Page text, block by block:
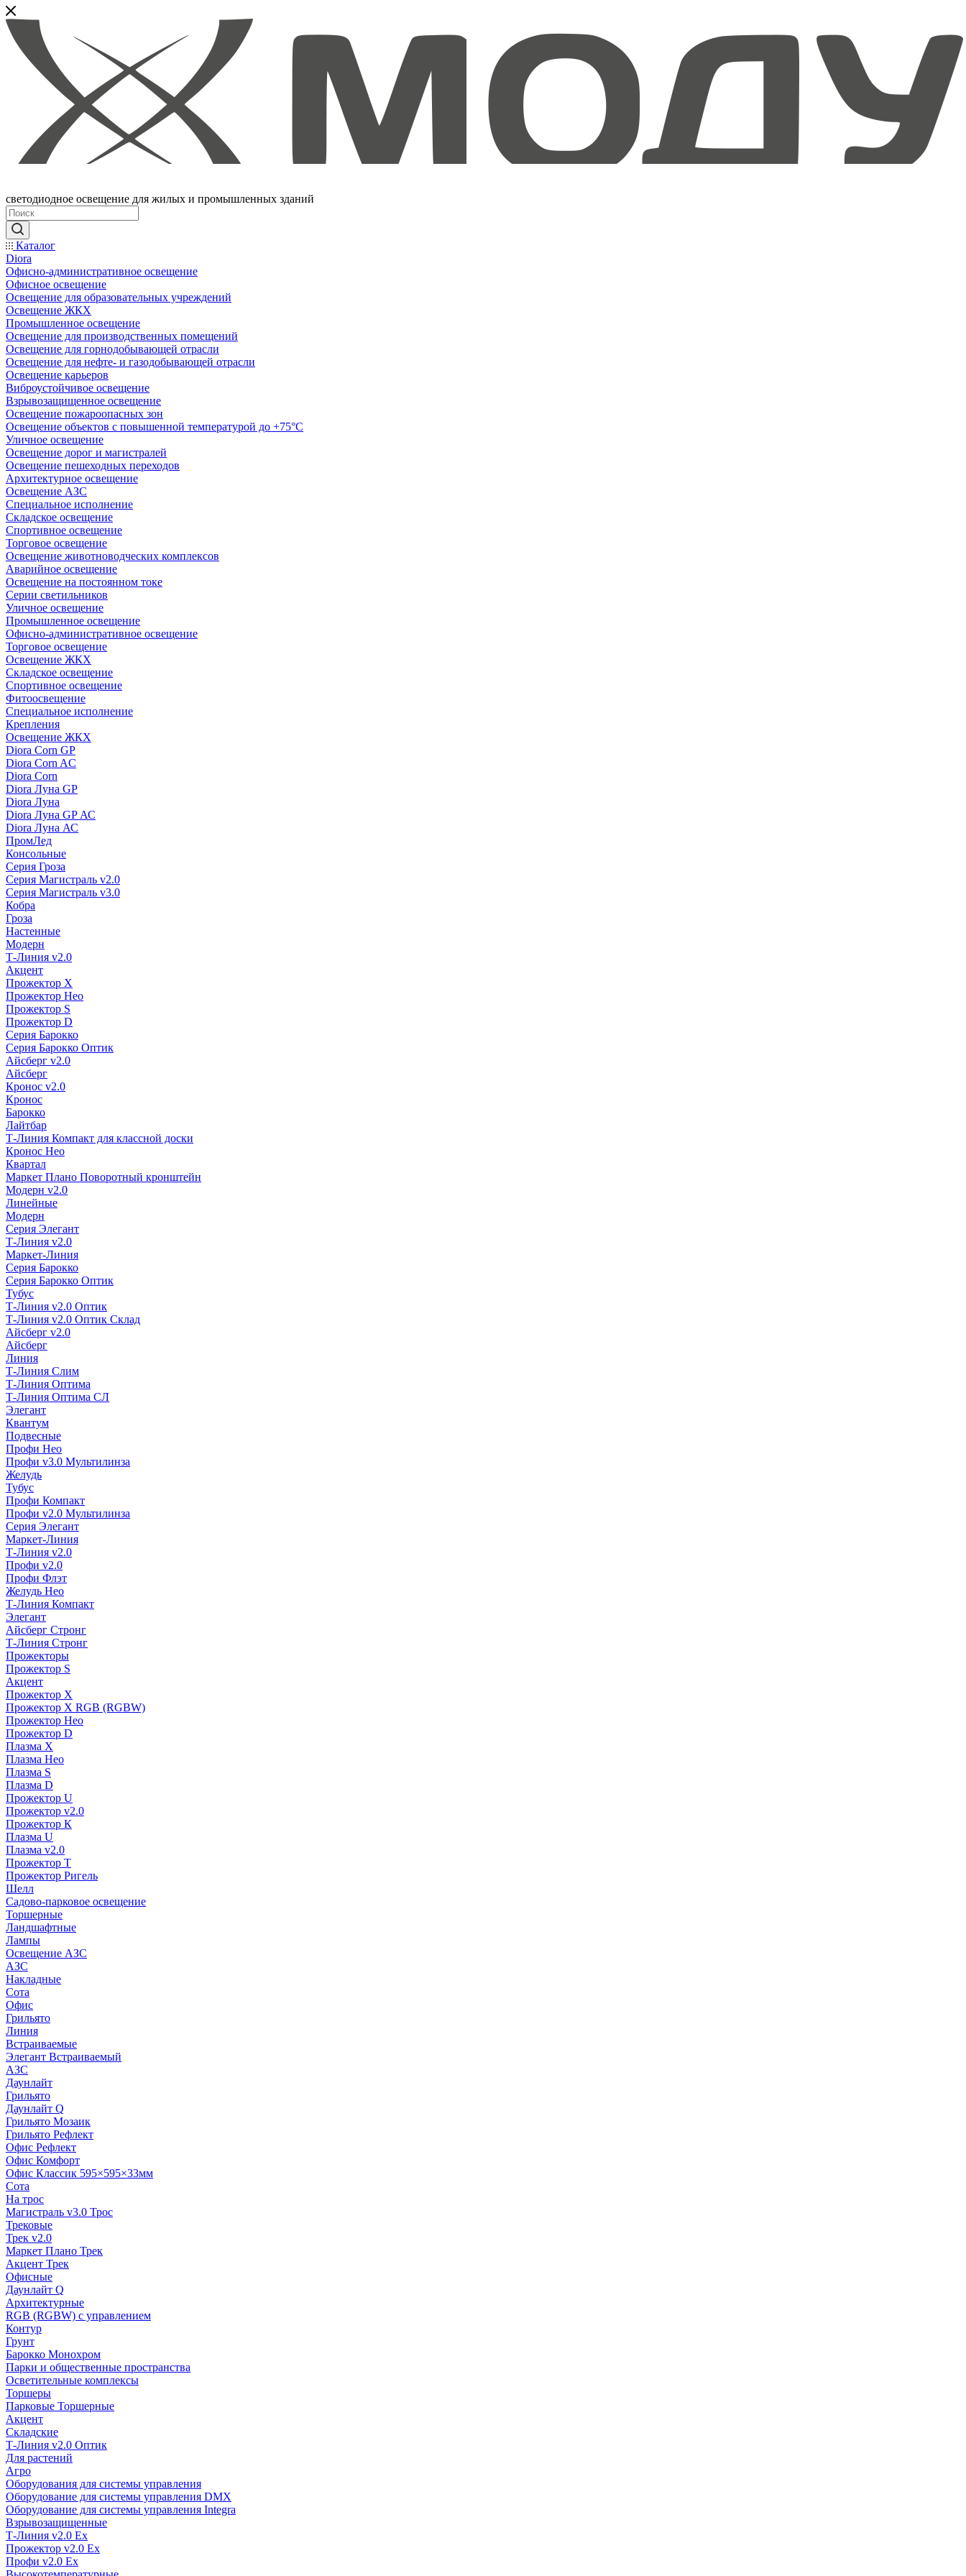
светодиодное освещение для жилых и промышленных зданий
Каталог
Diora
Офисно-административное освещение
Офисное освещение
Освещение для образовательных учреждений
Освещение ЖКХ
Промышленное освещение
Освещение для производственных помещений
Освещение для горнодобывающей отрасли
Освещение для нефте- и газодобывающей отрасли
Освещение карьеров
Виброустойчивое освещение
Взрывозащищенное освещение
Освещение пожароопасных зон
Освещение объектов с повышенной температурой до +75°C
Уличное освещение
Освещение дорог и магистралей
Освещение пешеходных переходов
Архитектурное освещение
Освещение АЗС
Специальное исполнение
Складское освещение
Спортивное освещение
Торговое освещение
Освещение животноводческих комплексов
Аварийное освещение
Освещение на постоянном токе
Серии светильников
Уличное освещение
Промышленное освещение
Офисно-административное освещение
Торговое освещение
Освещение ЖКХ
Складское освещение
Спортивное освещение
Фитоосвещение
Специальное исполнение
Крепления
Освещение ЖКХ
Diora Corn GP
Diora Corn AC
Diora Corn
Diora Луна GP
Diora Луна
Diora Луна GP АС
Diora Луна АС
ПромЛед
Консольные
Серия Гроза
Серия Магистраль v2.0
Серия Магистраль v3.0
Кобра
Гроза
Настенные
Модерн
Т-Линия v2.0
Акцент
Прожектор X
Прожектор Нео
Прожектор S
Прожектор D
Серия Барокко
Серия Барокко Оптик
Айсберг v2.0
Айсберг
Кронос v2.0
Кронос
Барокко
Лайтбар
Т-Линия Компакт для классной доски
Кронос Нео
Квартал
Маркет Плано Поворотный кронштейн
Модерн v2.0
Линейные
Модерн
Серия Элегант
Т-Линия v2.0
Маркет-Линия
Серия Барокко
Серия Барокко Оптик
Тубус
Т-Линия v2.0 Оптик
Т-Линия v2.0 Оптик Склад
Айсберг v2.0
Айсберг
Линия
Т-Линия Слим
Т-Линия Оптима
Т-Линия Оптима СЛ
Элегант
Квантум
Подвесные
Профи Нео
Профи v3.0 Мультилинза
Желудь
Тубус
Профи Компакт
Профи v2.0 Мультилинза
Серия Элегант
Маркет-Линия
Т-Линия v2.0
Профи v2.0
Профи Флэт
Желудь Нео
Т-Линия Компакт
Элегант
Айсберг Стронг
Т-Линия Стронг
Прожекторы
Прожектор S
Акцент
Прожектор X
Прожектор Х RGB (RGBW)
Прожектор Нео
Прожектор D
Плазма X
Плазма Нео
Плазма S
Плазма D
Прожектор U
Прожектор v2.0
Прожектор К
Плазма U
Плазма v2.0
Прожектор Т
Прожектор Ригель
Шелл
Садово-парковое освещение
Торшерные
Ландшафтные
Лампы
Освещение АЗС
АЗС
Накладные
Сота
Офис
Грильято
Линия
Встраиваемые
Элегант Встраиваемый
АЗС
Даунлайт
Грильято
Даунлайт Q
Грильято Мозаик
Грильято Рефлект
Офис Рефлект
Офис Комфорт
Офис Классик 595×595×33мм
Сота
На трос
Магистраль v3.0 Трос
Трековые
Трек v2.0
Маркет Плано Трек
Акцент Трек
Офисные
Даунлайт Q
Архитектурные
RGB (RGBW) с управлением
Контур
Грунт
Барокко Монохром
Парки и общественные пространства
Осветительные комплексы
Торшеры
Парковые Торшерные
Акцент
Складские
Т-Линия v2.0 Оптик
Для растений
Агро
Оборудования для системы управления
Оборудование для системы управления DMX
Оборудование для системы управления Integra
Взрывозащищенные
Т-Линия v2.0 Ex
Прожектор v2.0 Ex
Профи v2.0 Ex